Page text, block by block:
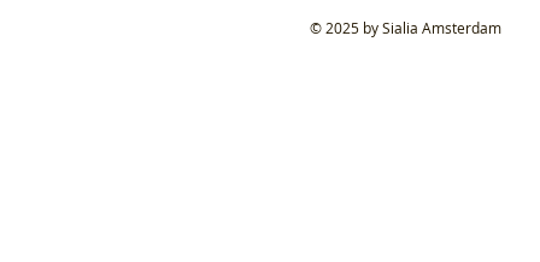
© 2025 by Sialia Amsterdam